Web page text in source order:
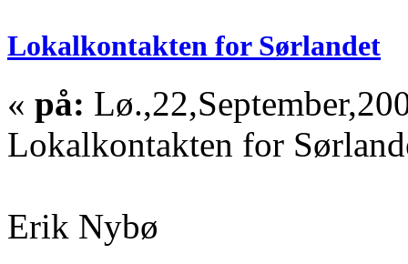
Lokalkontakten for Sørlandet
« på:
Lokalkontakten for
Erik Nybø